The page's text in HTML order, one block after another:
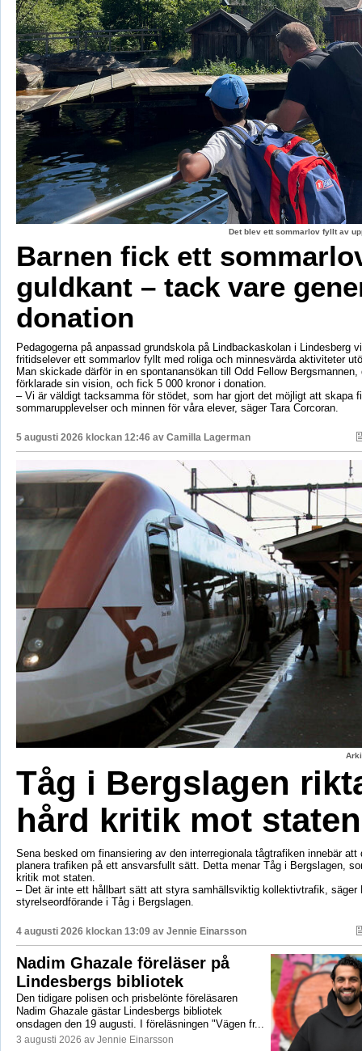
Det blev ett sommarlov fyllt av
Barnen fick ett
guldkant – tack vare
donation
Pedagogerna på anpassad grundskola på Lindbackaskolan i Lindesberg
fritidselever ett sommarlov fyllt med roliga och minnesvärda aktiviteter
Man skickade därför in en spontanansökan till Odd Fellow Bergsmannen,
förklarade sin vision, och fick 5 000 kronor i donation.
– Vi är väldigt tacksamma för stödet, som har gjort det möjligt att skapa
sommarupplevelser och minnen för våra elever, säger Tara Corcoran.
5 augusti 2026 klockan 12:46 av Camilla Lagerman
Tåg i Bergslagen
hård kritik mot staten
Sena besked om finansiering av den interregionala tågtrafiken innebär att
planera trafiken på ett ansvarsfullt sätt. Detta menar Tåg i Bergslagen,
kritik mot staten.
– Det är inte ett hållbart sätt att styra samhällsviktig kollektivtrafik, säger
styrelseordförande i Tåg i Bergslagen.
4 augusti 2026 klockan 13:09 av Jennie Einarsson
Nadim Ghazale föreläser på
Lindesbergs bibliotek
Den tidigare polisen och prisbelönte föreläsaren
Nadim Ghazale gästar Lindesbergs bibliotek
onsdagen den 19 augusti. I föreläsningen "Vägen fr...
3 augusti 2026 av Jennie Einarsson